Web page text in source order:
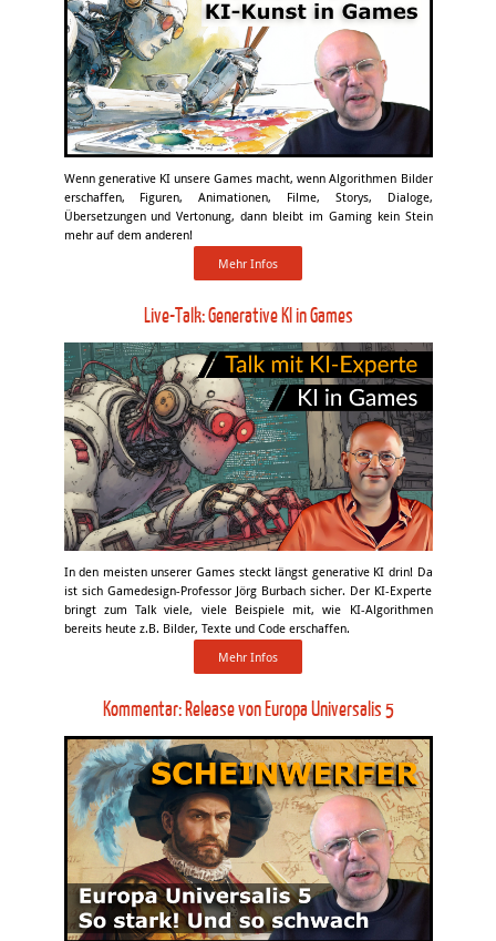
Wenn generative KI unsere Games macht, wenn Algorithmen Bilder
erschaffen, Figuren, Animationen, Filme, Storys, Dialoge,
Übersetzungen und Vertonung, dann bleibt im Gaming kein Stein
mehr auf dem anderen!
Mehr Infos
Live-Talk: Generative KI in Games
In den meisten unserer Games steckt längst generative KI drin! Da
ist sich Gamedesign-Professor Jörg Burbach sicher. Der KI-Experte
bringt zum Talk viele, viele Beispiele mit, wie KI-Algorithmen
bereits heute z.B. Bilder, Texte und Code erschaffen.
Mehr Infos
Kommentar: Release von Europa Universalis 5